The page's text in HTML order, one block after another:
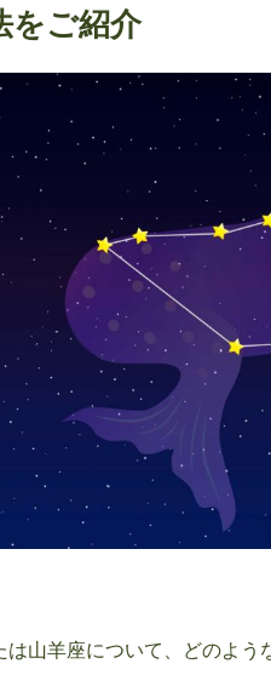
をご紹介
は山羊座について、どのよう